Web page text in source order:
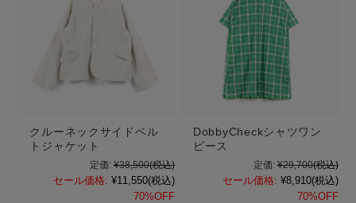
クルーネックサイドベル
トジャケット
定価: ¥38,500(税込)
セール価格: ¥11,550(税込)
70%OFF
DobbyCheckシャツワン
ピース
定価: ¥29,700(税込)
セール価格: ¥8,910(税込)
70%OFF